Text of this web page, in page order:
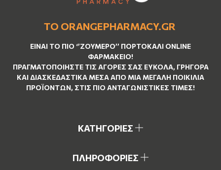
ΤΟ ORANGEPHARMACY.GR
ΕΊΝΑΙ ΤO ΠΙΟ ‘’ΖΟΥΜΕΡΌ’’ ΠΟΡΤΟΚΑΛΊ ΟNLINE
ΦΑΡΜΑΚΕΊΟ!
ΠΡΑΓΜΑΤΟΠΟΙΉΣΤΕ ΤΙΣ ΑΓΟΡΈΣ ΣΑΣ ΕΎΚΟΛΑ, ΓΡΉΓΟΡΑ
ΚΑΙ ΔΙΑΣΚΕΔΑΣΤΙΚΆ ΜΈΣΑ ΑΠΌ ΜΙΑ ΜΕΓΆΛΗ ΠΟΙΚΙΛΊΑ
ΠΡΟΪΌΝΤΩΝ, ΣΤΙΣ ΠΙΟ ΑΝΤΑΓΩΝΙΣΤΙΚΈΣ ΤΙΜΈΣ!
ΚΑΤΗΓΟΡΙΕΣ
ΠΛΗΡΟΦΟΡΙΕΣ